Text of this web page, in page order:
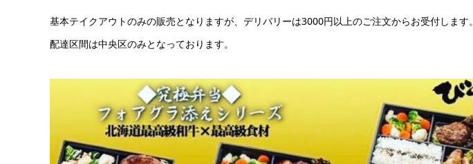
基本テイクアウトのみの販売となりますが、デリバリーは3000円以上のご注文からお受付します。
配達区間は中央区のみとなっております。